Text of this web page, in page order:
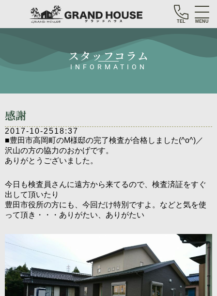
TEL MENU
スタッフコラム
INFORMATION
感謝
2017-10-2518:37
■豊田市高岡町のM様邸の完了検査が合格しました(^o^)／
沢山の方の協力のおかげです。
ありがとうございました。
今日も検査員さんに遠方から来てるので、検査済証をすぐ
出して頂いたり
豊田市役所の方にも、今回だけ特別ですよ。などと気を使
って頂き・・・ありがたい、ありがたい